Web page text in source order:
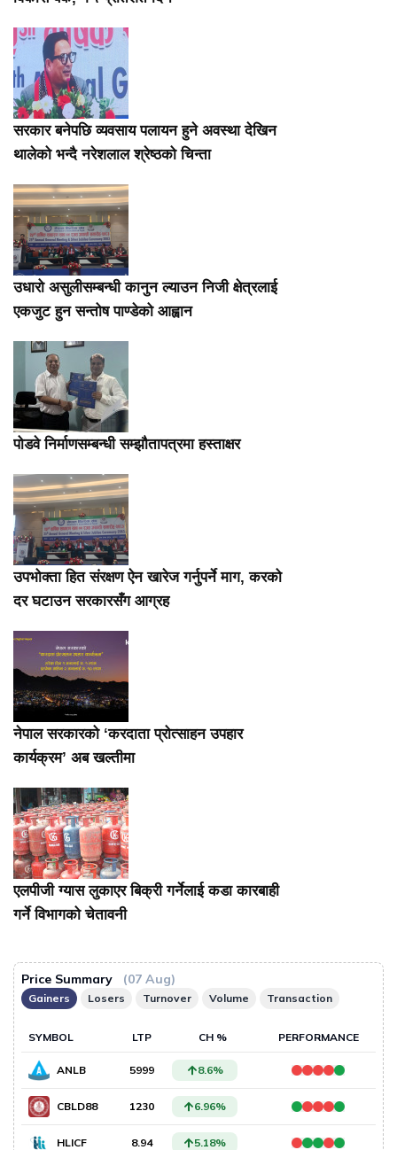
सरकार बनेपछि व्यवसाय पलायन हुने अवस्था देखिन
थालेको भन्दै नरेशलाल श्रेष्ठको चिन्ता
उधारो असुलीसम्बन्धी कानुन ल्याउन निजी क्षेत्रलाई
एकजुट हुन सन्तोष पाण्डेको आह्वान
पोडवे निर्माणसम्बन्धी सम्झौतापत्रमा हस्ताक्षर
उपभोक्ता हित संरक्षण ऐन खारेज गर्नुपर्ने माग, करको
दर घटाउन सरकारसँग आग्रह
नेपाल सरकारको ‘करदाता प्रोत्साहन उपहार
कार्यक्रम’ अब खल्तीमा
एलपीजी ग्यास लुकाएर बिक्री गर्नेलाई कडा कारबाही
गर्ने विभागको चेतावनी